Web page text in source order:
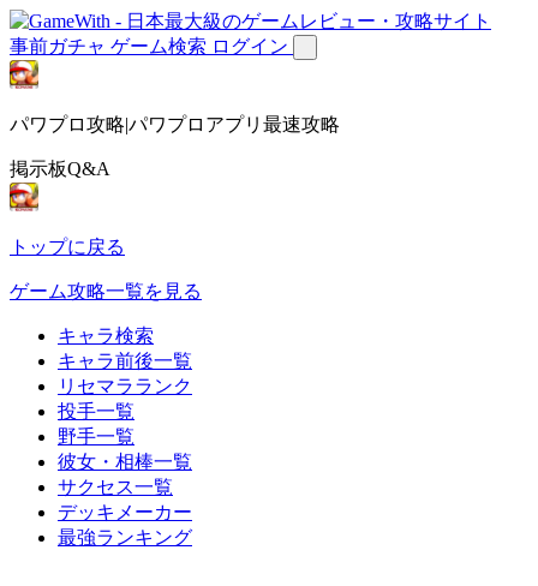
事前ガチャ ゲーム検索 ログイン
パワプロ攻略|パワプロアプリ最速攻略
掲示板Q&A
トップに戻る
ゲーム攻略一覧を見る
キャラ検索
キャラ前後一覧
リセマラランク
投手一覧
野手一覧
彼女・相棒一覧
サクセス一覧
デッキメーカー
最強ランキング